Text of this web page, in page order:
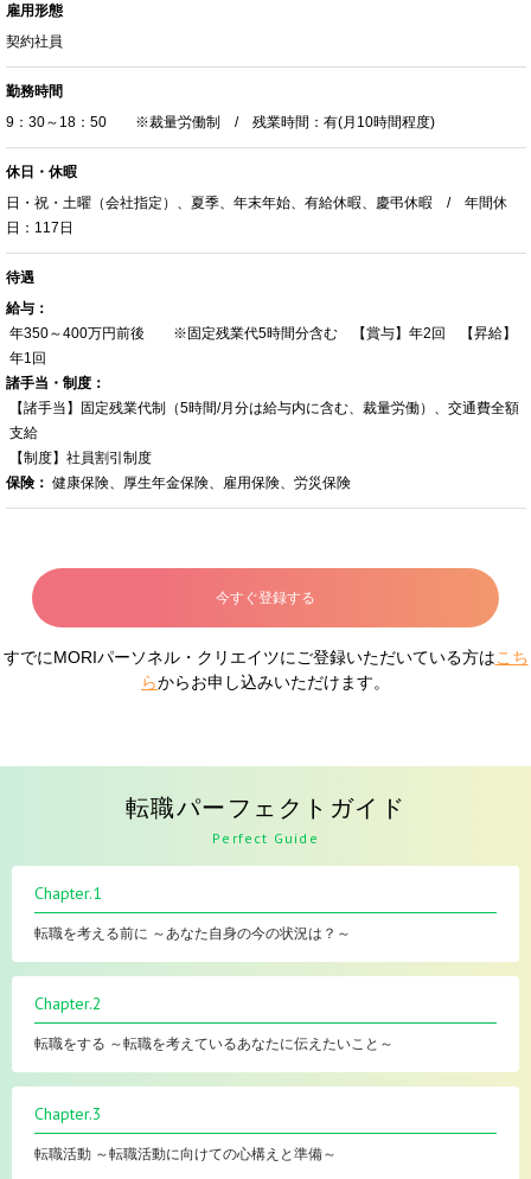
雇用形態
契約社員
勤務時間
9：30～18：50 ※裁量労働制 / 残業時間：有(月10時間程度)
休日・休暇
日・祝・土曜（会社指定）、夏季、年末年始、有給休暇、慶弔休暇 / 年間休
日：117日
待遇
給与：
年350～400万円前後 ※固定残業代5時間分含む 【賞与】年2回 【昇給】
年1回
諸手当・制度：
【諸手当】固定残業代制（5時間/月分は給与内に含む、裁量労働）、交通費全額
支給
【制度】社員割引制度
保険： 健康保険、厚生年金保険、雇用保険、労災保険
今すぐ登録する
すでにMORIパーソネル・クリエイツにご登録いただいている方はこち
らからお申し込みいただけます。
転職パーフェクトガイド
Perfect Guide
Chapter.1
転職を考える前に ～あなた自身の今の状況は？～
Chapter.2
転職をする ～転職を考えているあなたに伝えたいこと～
Chapter.3
転職活動 ～転職活動に向けての心構えと準備～